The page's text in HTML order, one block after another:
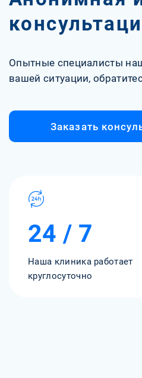
Опытные специалисты
вашей ситуации,
Заказать
24 / 7
Наша клиника работает
круглосуточно